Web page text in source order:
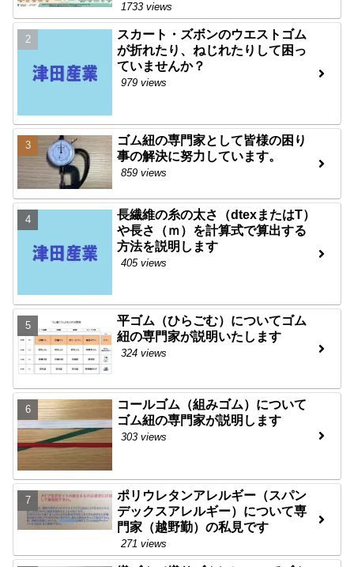
1733 views
スカート・ズボンのウエストゴム
が折れたり、ねじれたりして困っ
ていませんか？
979 views
ゴム紐の専門家として皆様の困り
事の解決に努力しています。
859 views
長繊維の糸の太さ（dtexまたはT）
や長さ（ｍ）を計算式で算出する
方法を説明します
405 views
平ゴム（ひらごむ）についてゴム
紐の専門家が説明いたします
324 views
コールゴム（組みゴム）について
ゴム紐の専門家が説明します
303 views
ポリウレタンアレルギー（スパン
デックスアレルギー）について専
門家（越野勤）の私見です
271 views